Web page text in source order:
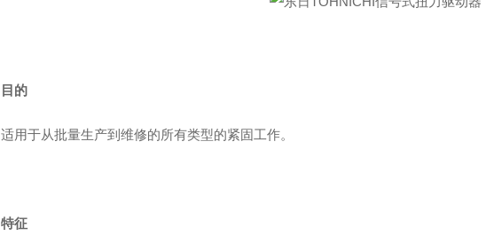
目的
适用于从批量生产到维修的所有类型的紧固工作。
特征